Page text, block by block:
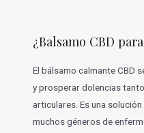
¿Balsamo CBD
El bálsamo calmante CBD
y prosperar dolencias
articulares. Es una
muchos géneros de